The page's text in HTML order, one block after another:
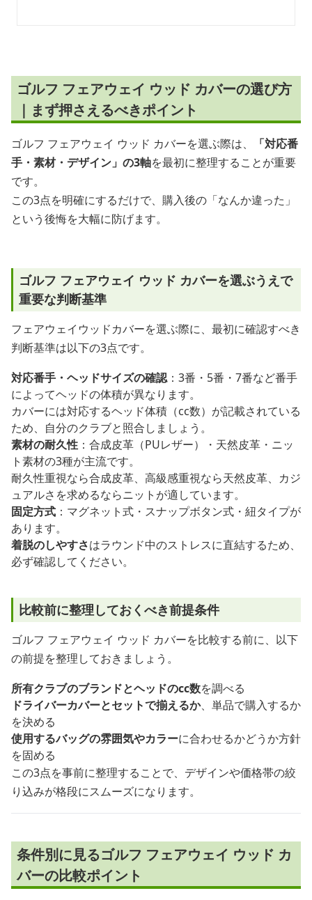
ゴルフ フェアウェイ ウッド カバーの選び方
｜まず押さえるべきポイント
ゴルフ フェアウェイ ウッド カバーを選ぶ際は、
「対応番
手・素材・デザイン」の3軸を最初に整理することが重要
です。
この3点を明確にするだけで、購入後の「なんか違った」
という後悔を大幅に防げます。
ゴルフ フェアウェイ ウッド カバーを選ぶうえで
重要な判断基準
フェアウェイウッドカバーを選ぶ際に、最初に確認すべき
判断基準は以下の3点です。
対応番手・ヘッドサイズの確認：3番・5番・7番など番手
によってヘッドの体積が異なります。
カバーには対応するヘッド体積（cc数）が記載されている
ため、自分のクラブと照合しましょう。
素材の耐久性 ：合成皮革（PUレザー）・天然皮革・ニッ
ト素材の3種が主流です。
耐久性重視なら合成皮革、高級感重視なら天然皮革、カジ
ュアルさを求めるならニットが適しています。
固定方式 ：マグネット式・スナップボタン式・紐タイプが
あります。
着脱のしやすさはラウンド中のストレスに直結するため、
必ず確認してください。
比較前に整理しておくべき前提条件
ゴルフ フェアウェイ ウッド カバーを比較する前に、以下
の前提を整理しておきましょう。
所有クラブのブランドとヘッドのcc数を調べる
ドライバーカバーとセットで揃えるか、単品で購入するか
を決める
使用するバッグの雰囲気やカラーに合わせるかどうか方針
を固める
この3点を事前に整理することで、デザインや価格帯の絞
り込みが格段にスムーズになります。
条件別に見るゴルフ フェアウェイ ウッド カ
バーの比較ポイント